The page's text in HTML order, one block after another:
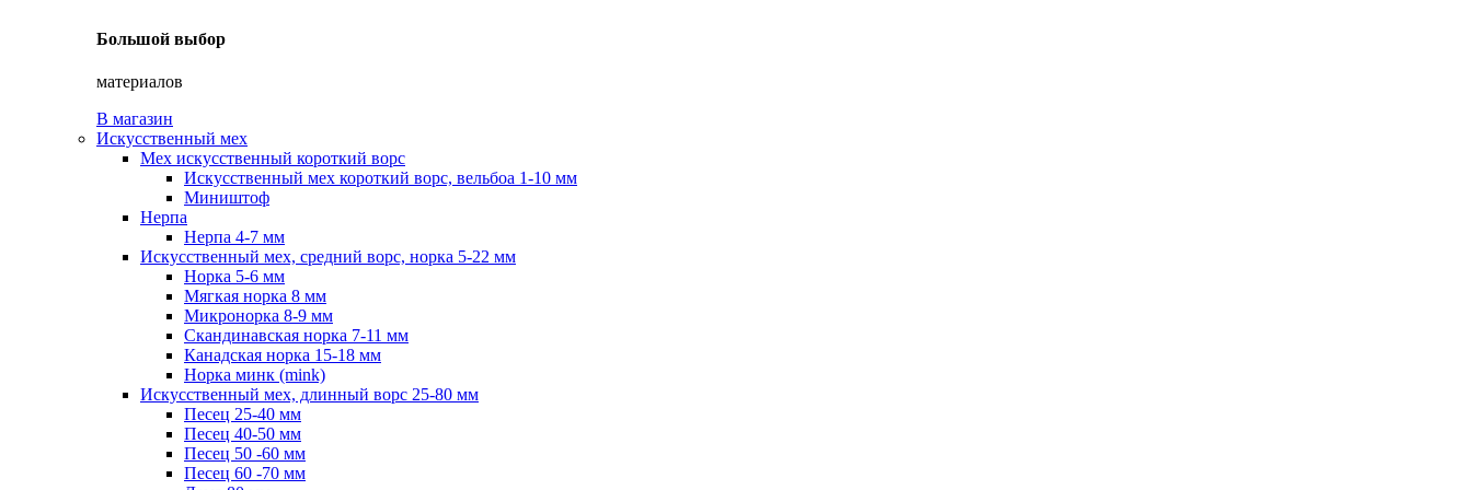
Большой выбор
материалов
В магазин
Искусственный мех
Мех искусственный короткий ворс
Искусственный мех короткий ворс, вельбоа 1-10 мм
Миништоф
Нерпа
Нерпа 4-7 мм
Искусственный мех, средний ворс, норка 5-22 мм
Норка 5-6 мм
Мягкая норка 8 мм
Микронорка 8-9 мм
Скандинавская норка 7-11 мм
Канадская норка 15-18 мм
Норка минк (mink)
Искусственный мех, длинный ворс 25-80 мм
Песец 25-40 мм
Песец 40-50 мм
Песец 50 -60 мм
Песец 60 -70 мм